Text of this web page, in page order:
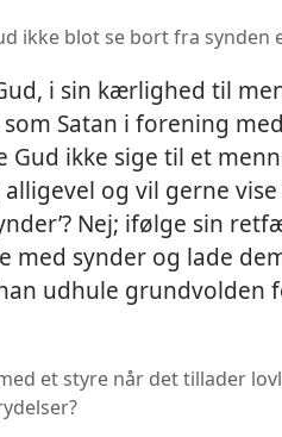
ikke blot se bort fra synden
i sin kærlighed til
Satan i forening
Gud ikke sige til et
og vil gerne
Nej; ifølge sin
med synder og lade
udhule grundvolden
et styre når det tillader